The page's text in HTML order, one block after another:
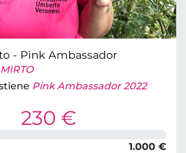
- Pink Ambassador
Pink Ambassador 2022
230 €
1.000 €